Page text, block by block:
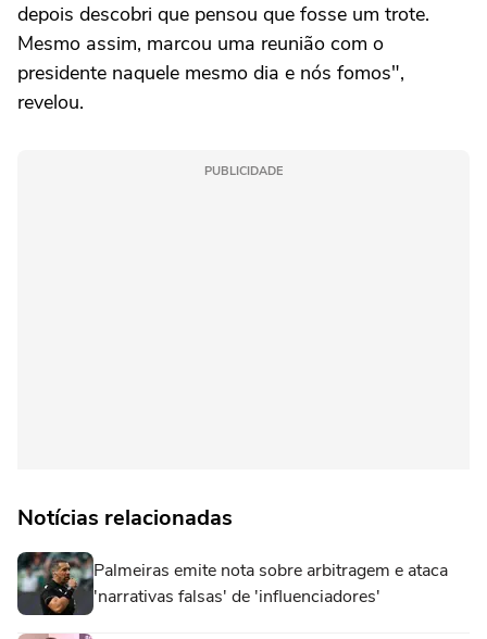
depois descobri que pensou que fosse um trote.
Mesmo assim, marcou uma reunião com o
presidente naquele mesmo dia e nós fomos",
revelou.
PUBLICIDADE
Notícias relacionadas
Palmeiras emite nota sobre arbitragem e ataca
'narrativas falsas' de 'influenciadores'